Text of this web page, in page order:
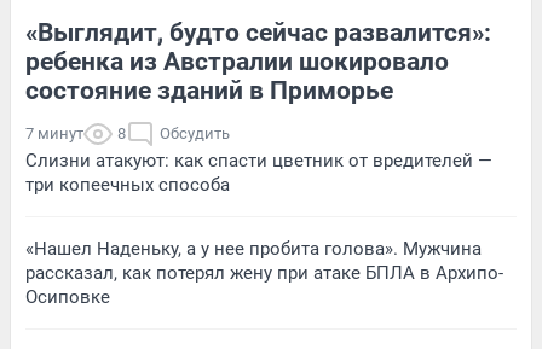
«Выглядит, будто сейчас развалится»:
ребенка из Австралии шокировало
состояние зданий в Приморье
7 минут 8 Обсудить
Слизни атакуют: как спасти цветник от вредителей —
три копеечных способа
«Нашел Наденьку, а у нее пробита голова». Мужчина
рассказал, как потерял жену при атаке БПЛА в Архипо-
Осиповке